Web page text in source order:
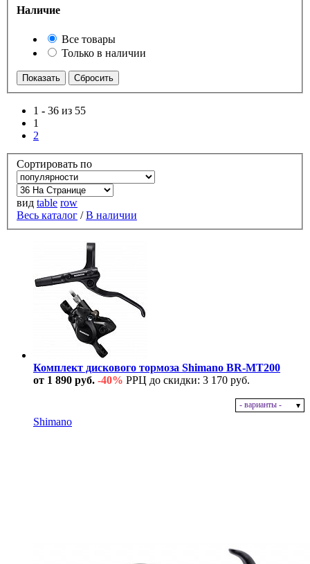
Наличие
Все товары
Только в наличии
1 - 36 из 55
1
2
Сортировать по
вид table row
Весь каталог /В наличии
Комплект дискового тормоза Shimano BR-MT200
от 1 890 руб. -40% РРЦ до скидки: 3 170 руб.
- варианты -
Shimano